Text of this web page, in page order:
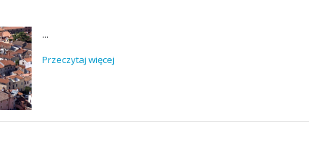
...
Przeczytaj więcej